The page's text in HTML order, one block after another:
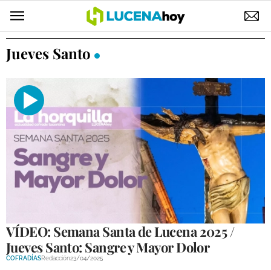
POLÍTICA
ELECCIONES
SUCESOS
ECONOMÍA
DESARROLLO LOCAL
LUCENA EMPRESAS
OCIO
COFRADÍAS
Jueves Santo
VÍDEO: Semana Santa de Lucena 2025 /
Jueves Santo: Sangre y Mayor Dolor
COFRADÍASRedacción23/04/2025